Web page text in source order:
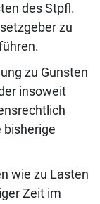
des Stpfl.
zu
zu Gunsten
insoweit
bisherige
wie zu Lasten
Zeit im